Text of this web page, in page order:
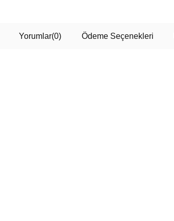
Yorumlar(0) Ödeme Seçenekleri